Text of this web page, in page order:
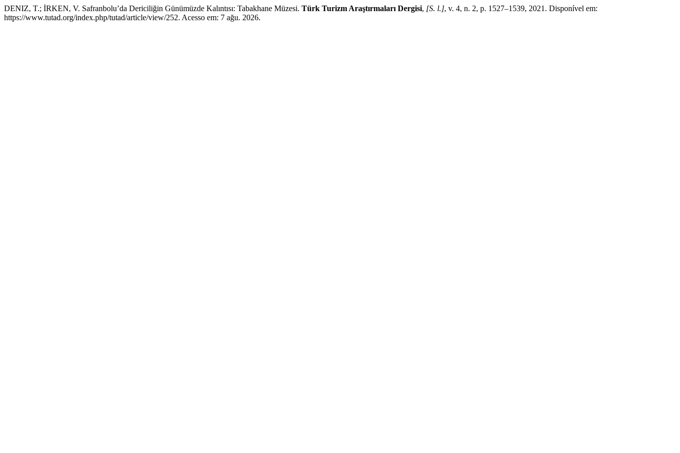
DENIZ, T.; İRKEN, V. Safranbolu’da Dericiliğin Günümüzde Kalıntısı: Tabakhane Müzesi. Türk Turizm Araştırmaları Dergisi, [S. l.], v. 4, n. 2, p. 1527–1539, 2021. Disponível em:
https://www.tutad.org/index.php/tutad/article/view/252. Acesso em: 7 ağu. 2026.